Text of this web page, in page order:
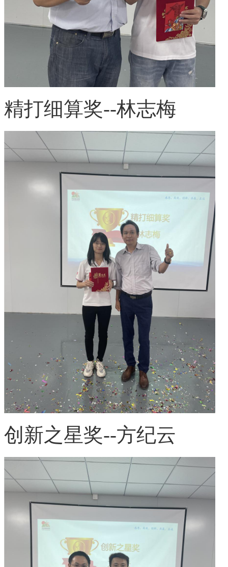
精打细算奖--林志梅
创新之星奖--方纪云